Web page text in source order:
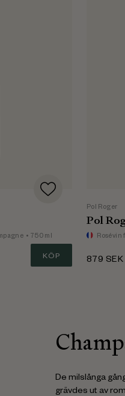
• 750 ml
KÖP
Pol Roger
Pol
Rosévin
879 SEK
De milslånga
grävdes ut av